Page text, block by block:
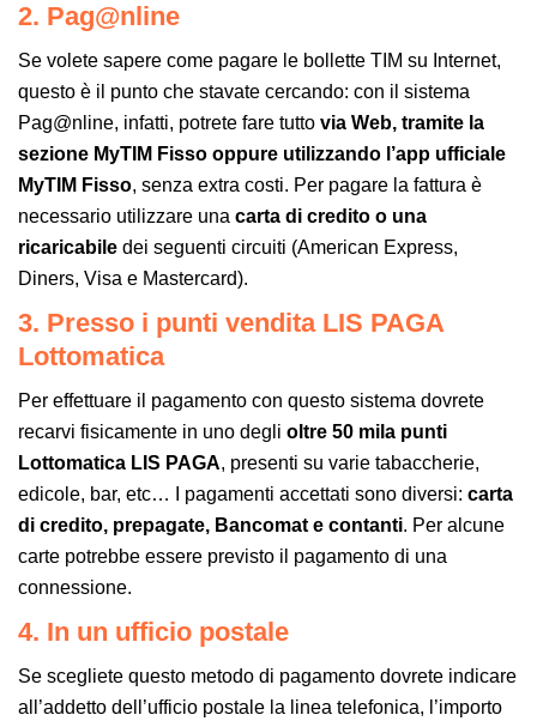
2. Pag@nline
Se volete sapere come pagare le bollette TIM su Internet,
questo è il punto che stavate cercando: con il sistema
Pag@nline, infatti, potrete fare tutto via Web, tramite la
sezione MyTIM Fisso oppure utilizzando l’app ufficiale
MyTIM Fisso, senza extra costi. Per pagare la fattura è
necessario utilizzare una carta di credito o una
ricaricabile dei seguenti circuiti (American Express,
Diners, Visa e Mastercard).
3. Presso i punti vendita LIS PAGA
Lottomatica
Per effettuare il pagamento con questo sistema dovrete
recarvi fisicamente in uno degli oltre 50 mila punti
Lottomatica LIS PAGA, presenti su varie tabaccherie,
edicole, bar, etc… I pagamenti accettati sono diversi: carta
di credito, prepagate, Bancomat e contanti. Per alcune
carte potrebbe essere previsto il pagamento di una
connessione.
4. In un ufficio postale
Se scegliete questo metodo di pagamento dovrete indicare
all’addetto dell’ufficio postale la linea telefonica, l’importo